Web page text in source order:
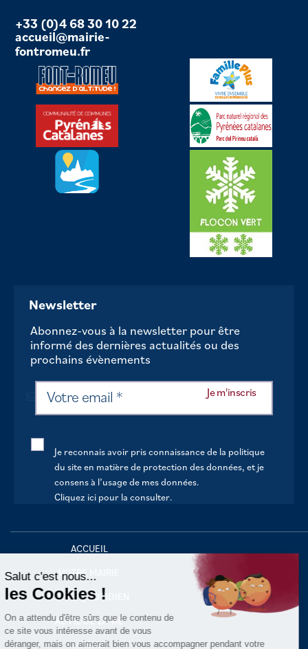
+33 (0)4 68 30 10 22
accueil@mairie-
fontromeu.fr
Newsletter
Abonnez-vous à la newsletter pour être
informé des dernières actualités ou des
prochains évènements
Je reconnais avoir pris connaissance de la politique
du site en matière de protection des données, et je
consens à l’usage de mes données.
Cliquez ici pour la consulter.
ACCUEIL
VOTRE MAIRIE
VOTRE QUOTIDIEN
AU FIL DE LA VIE
LOISIRS
Salut c'est nous...
les Cookies !
On a attendu d'être sûrs que le contenu de
ce site vous intéresse avant de vous
déranger, mais on aimerait bien vous accompagner pendant votre